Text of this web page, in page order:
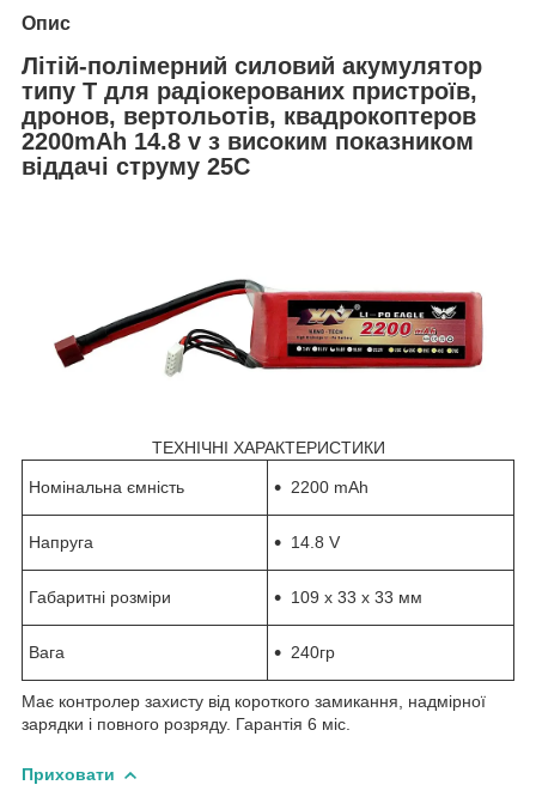
Опис
Літій-полімерний силовий акумулятор
типу Т для радіокерованих пристроїв,
дронов, вертольотів, квадрокоптеров
2200mAh 14.8 v з високим показником
віддачі струму 25С
ТЕХНІЧНІ ХАРАКТЕРИСТИКИ
Номінальна ємність 2200 mAh
Напруга 14.8 V
Габаритні розміри 109 x 33 x 33 мм
Вага 240гр
Має контролер захисту від короткого замикання, надмірної
зарядки і повного розряду. Гарантія 6 міс.
Приховати